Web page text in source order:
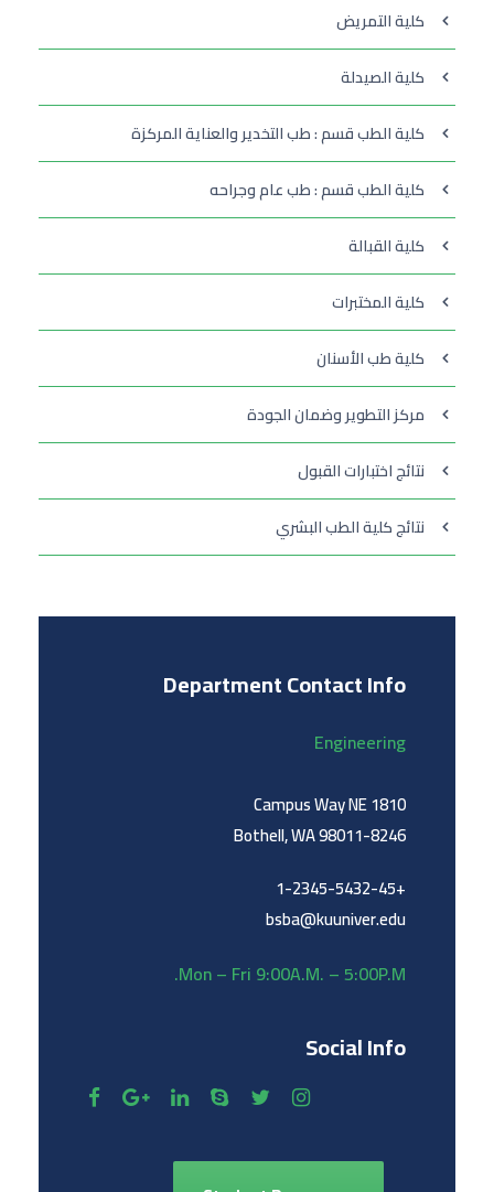
كلية التمريض
كلية الصيدلة
كلية الطب قسم : طب التخدير والعناية المركزة
كلية الطب قسم : طب عام وجراحه
كلية القبالة
كلية المختبرات
كلية طب الأسنان
مركز التطوير وضمان الجودة
نتائج اختبارات القبول
نتائج كلية الطب البشري
Department Contact Info
Engineering
1810 Campus Way NE
Bothell, WA 98011-8246
+1-2345-5432-45
bsba@kuuniver.edu
Mon – Fri 9:00A.M. – 5:00P.M.
Social Info